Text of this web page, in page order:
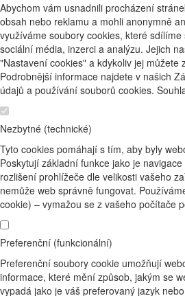
Abychom vám usnadnili procházení
obsah nebo reklamu a mohli anonymně
využíváme soubory cookies, které
sociální média, inzerci a analýzu. Jejich
"Nastavení cookies" a kdykoliv jej můžete
Podrobnější informace najdete v našich
údajů a používání souborů cookies.
Nezbytné (technické)
Tyto cookies pomáhají s tím, aby byly
Poskytují základní funkce jako je
rozlišení prohlížeče dle velikosti vašeho
nemůže web správně fungovat.
cookie) – vymažou se z vašeho počítače
Preferenční (funkcionální)
Preferenční soubory cookie umožňují
informace, které mění způsob, jakým se
vypadá jako je váš preferovaný jazyk